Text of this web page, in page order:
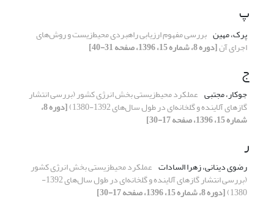
پ
پرک، مهین بررسی مفهوم ارزیابی راهبردی محیط‌زیست و روش‌های
اجرای آن[دوره 8، شماره 15، 1396، صفحه 31-40]
ج
جوکار، مجتبی عملکرد محیط‌زیستی بخش انرژی کشور (بررسی انتشار
گازهای آلاینده و گلخانه‌ای در طول سال‌های 1392-1380) [دوره 8،
شماره 15، 1396، صفحه 17-30]
ر
رضوی دینانی، زهرا السادات عملکرد محیط‌زیستی بخش انرژی کشور
(بررسی انتشار گازهای آلاینده و گلخانه‌ای در طول سال‌های 1392-
1380) [دوره 8، شماره 15، 1396، صفحه 17-30]